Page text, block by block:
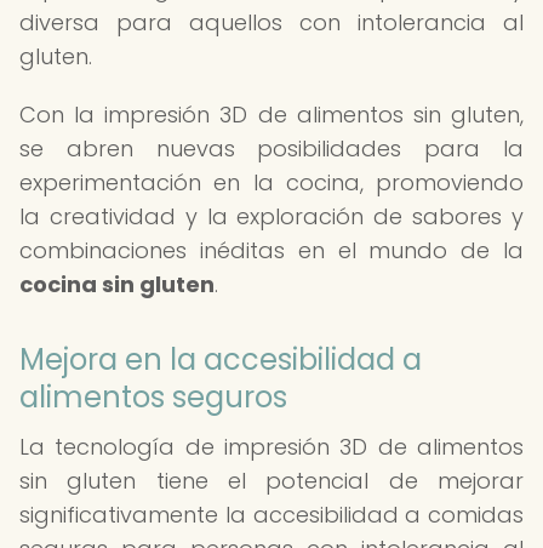
diversa para aquellos con intolerancia al
gluten.
Con la impresión 3D de alimentos sin gluten,
se abren nuevas posibilidades para la
experimentación en la cocina, promoviendo
la creatividad y la exploración de sabores y
combinaciones inéditas en el mundo de la
cocina sin gluten.
Mejora en la accesibilidad a
alimentos seguros
La tecnología de impresión 3D de alimentos
sin gluten tiene el potencial de mejorar
significativamente la accesibilidad a comidas